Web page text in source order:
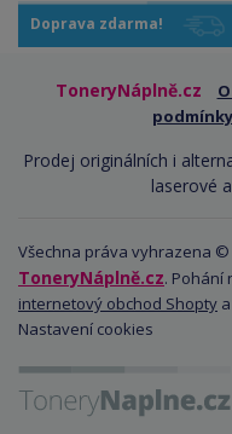
Doprava zdarma!
ToneryNáplně.cz
podmínky
Prodej originálních i
laserové
Všechna práva vyhrazena ©
ToneryNáplně.cz. Pohání
internetový obchod Shopty a
Nastavení cookies